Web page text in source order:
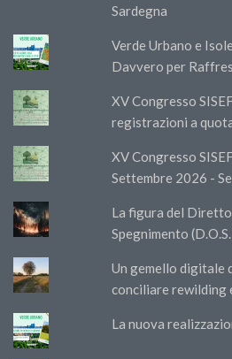
Sardegna
Verde Urbano e
Davvero per
XV Congresso
registrazioni a
XV Congresso
Settembre 2026 -
La figura del
Spegnimento
Un gemello digitale
conciliare rewilding
La nuova